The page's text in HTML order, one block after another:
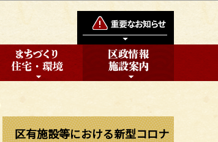
区有施設等における新型コロナ